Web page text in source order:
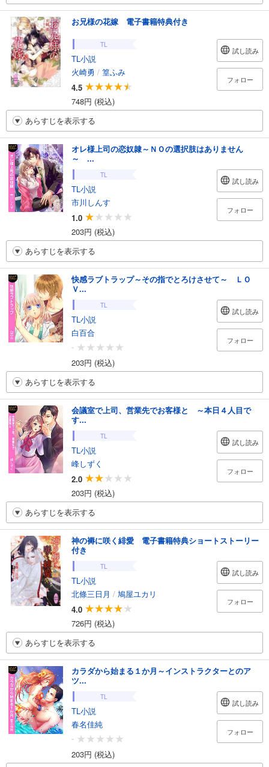
お兄様の花嫁 電子書籍特典付き
TL
TL小説
火崎勇 / 篁ふみ
4.5
748円 (税込)
試し読み
フォロー
あらすじを表示する
オレ様上司の恋奴隷～ＮＯの選択肢はありません
～ ...
TL
TL小説
市川しんす
1.0
203円 (税込)
試し読み
フォロー
あらすじを表示する
快感ラブトラップ～その指でとろけさせて～ ＬＯ
Ｖ...
TL
TL小説
白百合
-
203円 (税込)
試し読み
フォロー
あらすじを表示する
会議室で上司、営業先でお客様と ～本日４人目で
す...
TL
TL小説
峰しずく
2.0
203円 (税込)
試し読み
フォロー
あらすじを表示する
神の褥に咲く緋愛 電子書籍特典ショートストーリー
付き
TL
TL小説
北條三日月 / 鳩屋ユカリ
4.0
726円 (税込)
試し読み
フォロー
あらすじを表示する
カラダから始まる１か月～インストラクターとのア
ツ...
TL
TL小説
春名佳純
-
203円 (税込)
試し読み
フォロー